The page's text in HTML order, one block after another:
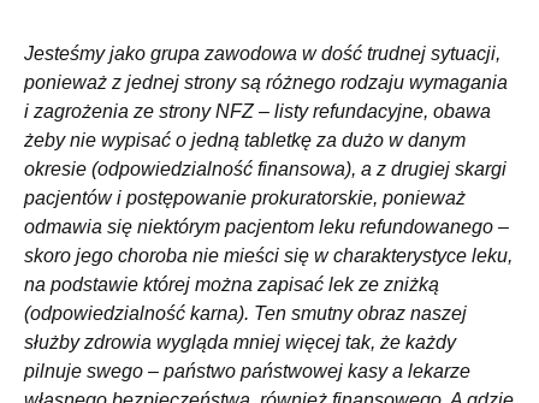
Jesteśmy jako grupa zawodowa w dość trudnej sytuacji,
ponieważ z jednej strony są różnego rodzaju wymagania
i zagrożenia ze strony NFZ – listy refundacyjne, obawa
żeby nie wypisać o jedną tabletkę za dużo w danym
okresie (odpowiedzialność finansowa), a z drugiej skargi
pacjentów i postępowanie prokuratorskie, ponieważ
odmawia się niektórym pacjentom leku refundowanego –
skoro jego choroba nie mieści się w charakterystyce leku,
na podstawie której można zapisać lek ze zniżką
(odpowiedzialność karna). Ten smutny obraz naszej
służby zdrowia wygląda mniej więcej tak, że każdy
pilnuje swego – państwo państwowej kasy a lekarze